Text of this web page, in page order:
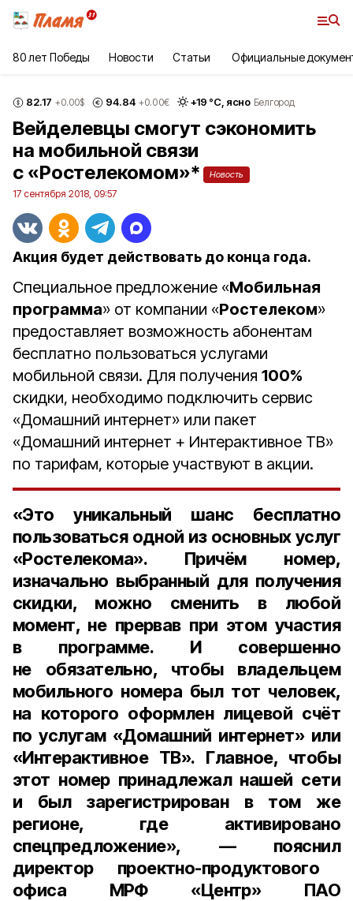
80 лет Победы Новости Статьи Официальные
82.17 +0.00$ 94.84 +0.00€ +19 °С, ясно Белгород
Вейделевцы смогут сэкономить
на мобильной связи
с «Ростелекомом»*
Новость
17 сентября 2018, 09:57
Акция будет действовать до конца года.
Специальное предложение «Мобильная
программа» от компании «Ростелеком»
предоставляет возможность абонентам
бесплатно пользоваться услугами
мобильной связи. Для получения 100%
скидки, необходимо подключить сервис
«Домашний интернет» или пакет
«Домашний интернет + Интерактивное ТВ»
по тарифам, которые участвуют в акции.
«Это уникальный шанс бесплатно
пользоваться одной из основных услуг
«Ростелекома». Причём номер,
изначально выбранный для получения
скидки, можно сменить в любой
момент, не прервав при этом участия
в программе. И совершенно
не обязательно, чтобы владельцем
мобильного номера был тот человек,
на которого оформлен лицевой счёт
по услугам «Домашний интернет» или
«Интерактивное ТВ». Главное, чтобы
этот номер принадлежал нашей сети
и был зарегистрирован в том же
регионе, где активировано
спецпредложение», — пояснил
директор проектно-продуктового
офиса МРФ «Центр» ПАО